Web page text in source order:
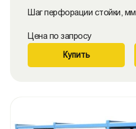
Шаг перфорации стойки, мм.
Цена по запросу
Купить